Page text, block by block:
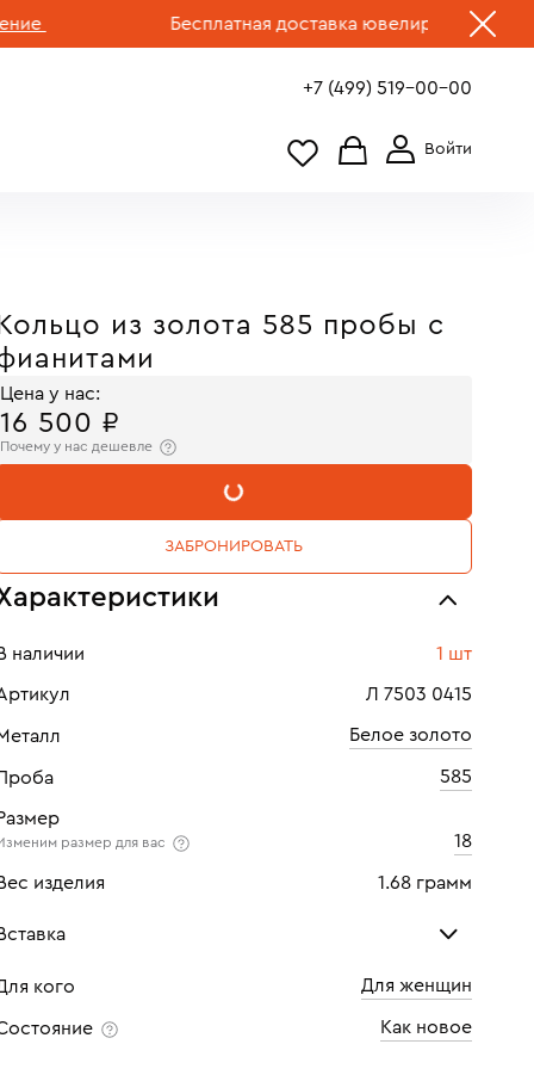
Бесплатная доставка ювелирных изделий по
+7 (499) 519-00-00
Кольцо из золота 585 пробы с
Цена у нас:
16 500 ₽
Почему у нас дешевле
В КОРЗИНУ
ЗАБРОНИРОВАТЬ
наличии 1 шт
Л 7503 0415
Белое золото
585
размер для вас 18
изделия 1.68 грамм
Фианит
Количество 7 шт
кого Для женщин
Как новое